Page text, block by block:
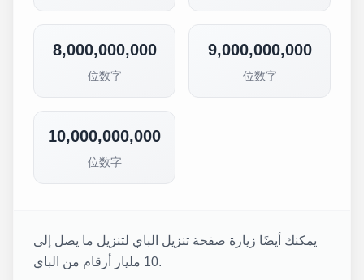
8,000,000,000
位数字
9,000,000,000
位数字
10,000,000,000
位数字
يمكنك أيضًا زيارة صفحة تنزيل الباي لتنزيل ما يصل إلى
10 مليار أرقام من الباي.